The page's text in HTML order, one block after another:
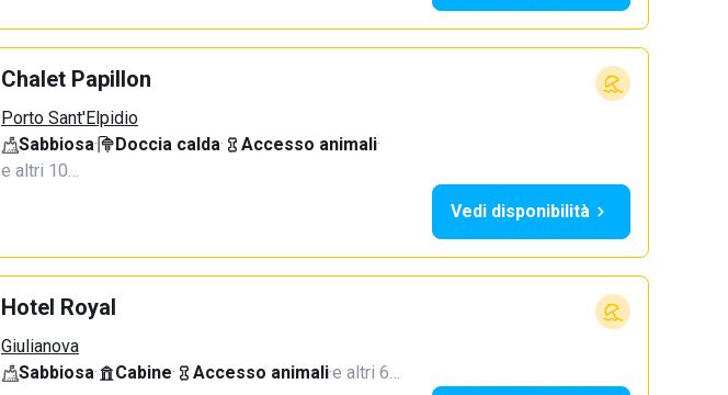
Chalet Papillon
Porto Sant'Elpidio
Sabbiosa· Doccia calda· Accesso animali·
e altri 10…
Vedi disponibilità
Hotel Royal
Giulianova
Sabbiosa· Cabine· Accesso animali·e altri 6…